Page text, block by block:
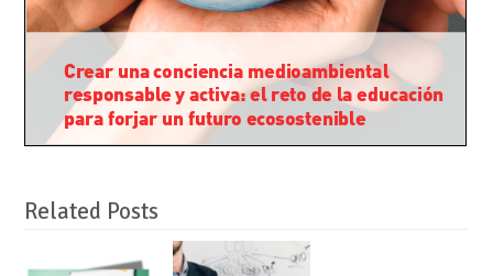
Related Posts